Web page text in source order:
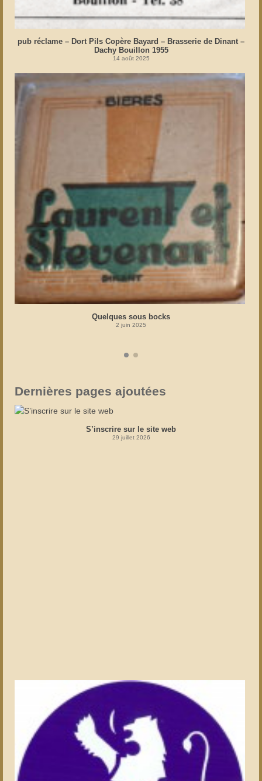
pub réclame – Dort Pils Copère Bayard – Brasserie de Dinant –
Dachy Bouillon 1955
14 août 2025
Quelques sous bocks
2 juin 2025
Dernières pages ajoutées
S’inscrire sur le site web
29 juillet 2026